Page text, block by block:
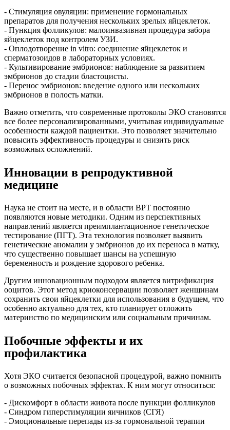
- Стимуляция овуляции: применение гормональных
препаратов для получения нескольких зрелых яйцеклеток.
- Пункция фолликулов: малоинвазивная процедура забора
яйцеклеток под контролем УЗИ.
- Оплодотворение in vitro: соединение яйцеклеток и
сперматозоидов в лабораторных условиях.
- Культивирование эмбрионов: наблюдение за развитием
эмбрионов до стадии бластоцисты.
- Перенос эмбрионов: введение одного или нескольких
эмбрионов в полость матки.
Важно отметить, что современные протоколы ЭКО становятся
все более персонализированными, учитывая индивидуальные
особенности каждой пациентки. Это позволяет значительно
повысить эффективность процедуры и снизить риск
возможных осложнений.
Инновации в репродуктивной
медицине
Наука не стоит на месте, и в области ВРТ постоянно
появляются новые методики. Одним из перспективных
направлений является преимплантационное генетическое
тестирование (ПГТ). Эта технология позволяет выявить
генетические аномалии у эмбрионов до их переноса в матку,
что существенно повышает шансы на успешную
беременность и рождение здорового ребенка.
Другим инновационным подходом является витрификация
ооцитов. Этот метод криоконсервации позволяет женщинам
сохранить свои яйцеклетки для использования в будущем, что
особенно актуально для тех, кто планирует отложить
материнство по медицинским или социальным причинам.
Побочные эффекты и их
профилактика
Хотя ЭКО считается безопасной процедурой, важно помнить
о возможных побочных эффектах. К ним могут относиться:
- Дискомфорт в области живота после пункции фолликулов
- Синдром гиперстимуляции яичников (СГЯ)
- Эмоциональные перепады из-за гормональной терапии